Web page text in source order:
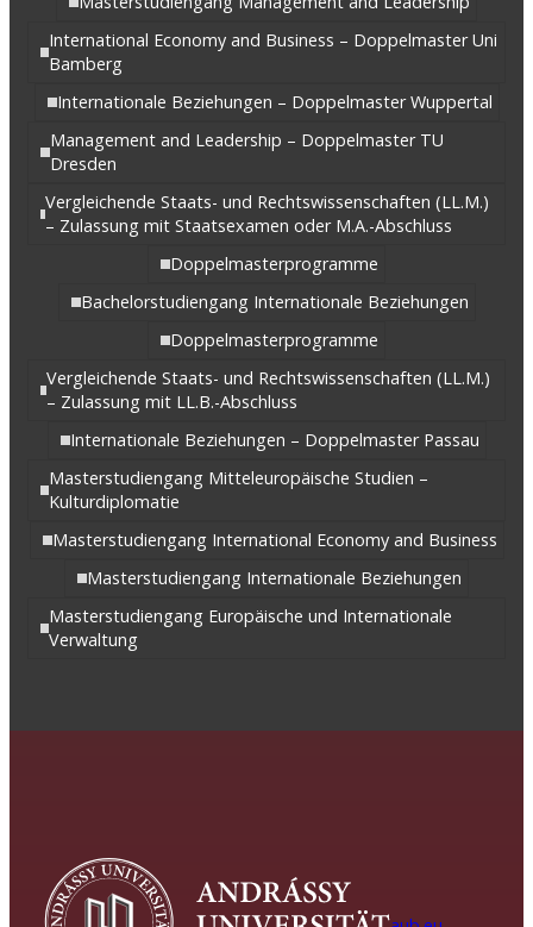
International Economy and Business – Doppelmaster Uni
Bamberg
Internationale Beziehungen – Doppelmaster Wuppertal
Management and Leadership – Doppelmaster TU
Dresden
Vergleichende Staats- und Rechtswissenschaften (LL.M.)
– Zulassung mit Staatsexamen oder M.A.-Abschluss
Doppelmasterprogramme
Bachelorstudiengang Internationale Beziehungen
Doppelmasterprogramme
Vergleichende Staats- und Rechtswissenschaften (LL.M.)
– Zulassung mit LL.B.-Abschluss
Internationale Beziehungen – Doppelmaster Passau
Masterstudiengang Mitteleuropäische Studien –
Kulturdiplomatie
Masterstudiengang International Economy and Business
Masterstudiengang Internationale Beziehungen
Masterstudiengang Europäische und Internationale
Verwaltung